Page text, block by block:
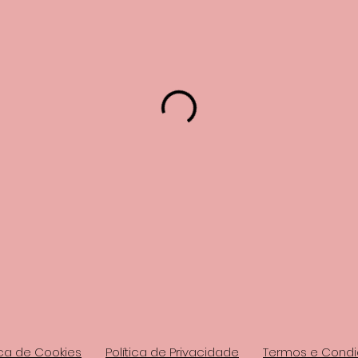
de Cookies Política de Privacidade Termos e